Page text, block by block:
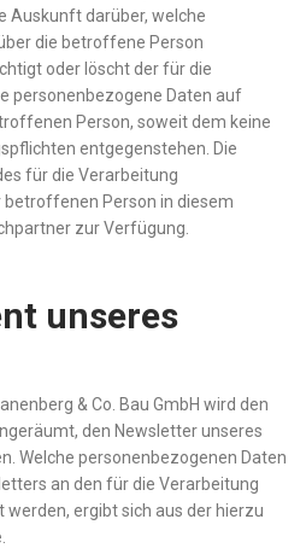
Auskunft darüber, welche
die betroffene Person
oder löscht der für die
personenbezogene Daten auf
Person, soweit dem keine
entgegenstehen. Die
für die Verarbeitung
Person in diesem
zur Verfügung.
unseres
& Co. Bau GmbH wird den
den Newsletter unseres
Welche personenbezogenen Daten
an den für die Verarbeitung
ergibt sich aus der hierzu